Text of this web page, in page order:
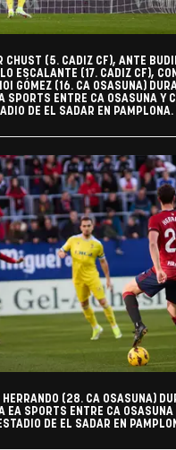
CHUST (5. CADIZ CF), ANTE
ESCALANTE (17. CADIZ CF),
GÓMEZ (16. CA OSASUNA)
SPORTS ENTRE CA OSASUNA Y
DE EL SADAR EN
HERRANDO (28. CA OSASUNA)
EA SPORTS ENTRE CA
DE EL SADAR EN